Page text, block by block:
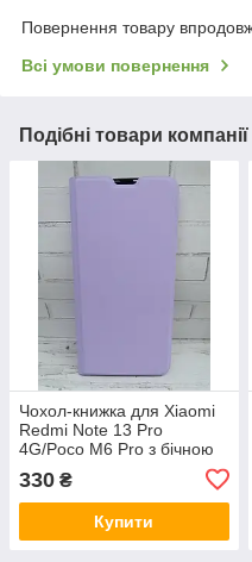
Повернення товару
Всі умови повернення
Подібні товари компанії
Чохол-книжка для Xiaomi
Redmi Note 13 Pro
4G/Poco M6 Pro з бічною
purple
330 ₴
Купити